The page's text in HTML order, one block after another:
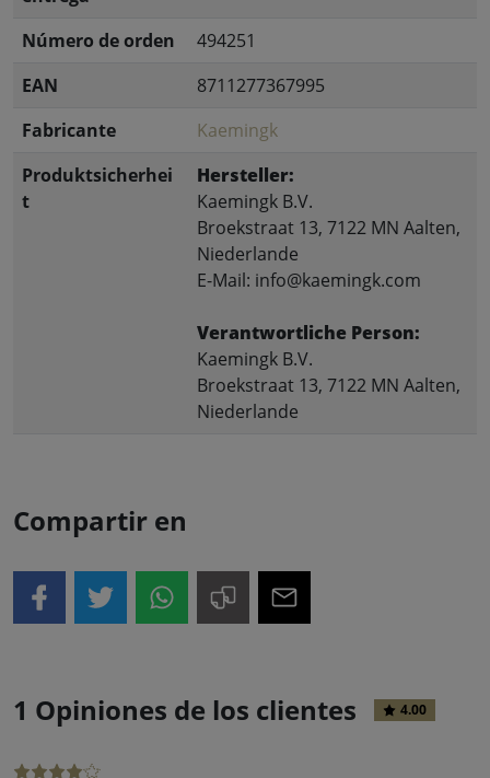
Número de orden
494251
EAN
8711277367995
Fabricante
Kaemingk
Produktsicherhei
t
Hersteller:
Kaemingk B.V.
Broekstraat 13, 7122 MN Aalten,
Niederlande
E-Mail: info@kaemingk.com
Verantwortliche Person:
Kaemingk B.V.
Broekstraat 13, 7122 MN Aalten,
Niederlande
Compartir en
1 Opiniones de los clientes 4.00